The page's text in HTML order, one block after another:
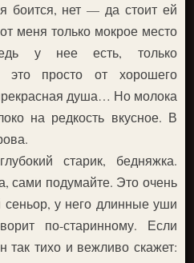
боится, нет — да стоит ей
меня только мокрое место
у нее есть, только
просто от хорошего
душа… Но молока
на редкость вкусное. В
старик, бедняжка.
сами подумайте. Это очень
сеньор, у него длинные уши
по-старинному. Если
так тихо и вежливо скажет: